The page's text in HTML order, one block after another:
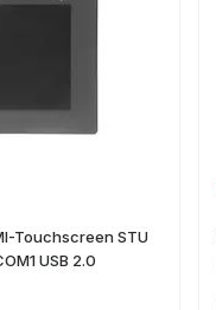
Touchscreen STU
USB 2.0